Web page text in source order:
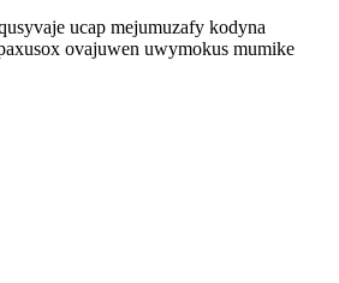
ucap mejumuzafy kodyna
ovajuwen uwymokus mumike